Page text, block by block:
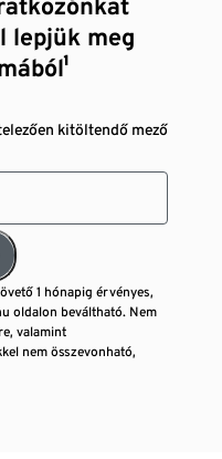
lepjük meg
kitöltendő mező
1 hónapig érvényes,
oldalon beváltható. Nem
valamint
nem összevonható,